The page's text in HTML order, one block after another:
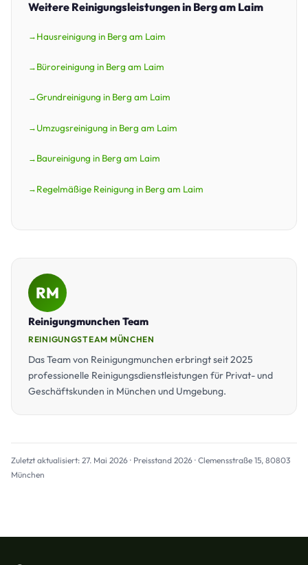
Weitere Reinigungsleistungen in Berg am Laim
Hausreinigung in Berg am Laim
Büroreinigung in Berg am Laim
Grundreinigung in Berg am Laim
Umzugsreinigung in Berg am Laim
Baureinigung in Berg am Laim
Regelmäßige Reinigung in Berg am Laim
RM
Reinigungmunchen Team
REINIGUNGSTEAM MÜNCHEN
Das Team von Reinigungmunchen erbringt seit 2025
professionelle Reinigungsdienstleistungen für Privat- und
Geschäftskunden in München und Umgebung.
Zuletzt aktualisiert: 27. Mai 2026 · Preisstand 2026 · Clemensstraße 15, 80803
München